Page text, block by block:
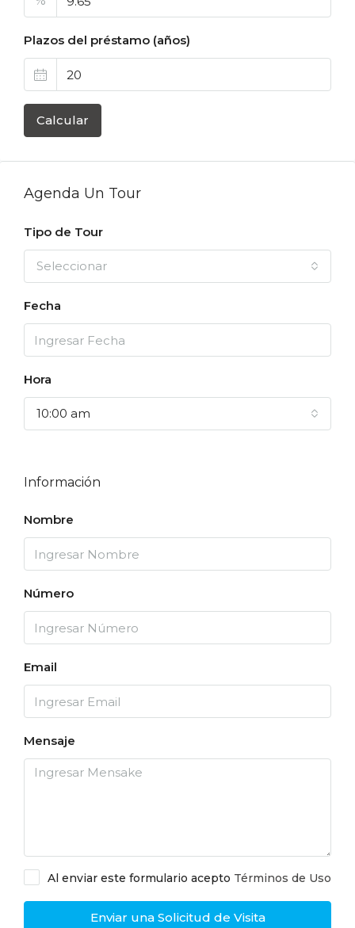
Plazos del préstamo (años)
Calcular
Agenda Un Tour
Tipo de Tour
Seleccionar
Fecha
Hora
10:00 am
Información
Nombre
Número
Email
Mensaje
Al enviar este formulario acepto Términos de Uso
Enviar una Solicitud de Visita